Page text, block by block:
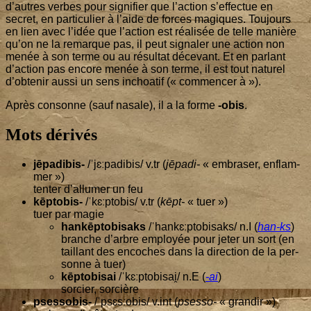
d’autres verbes pour signi­fier que l’ac­tion s’ef­fec­tue en
secret, en par­ti­cu­lier à l’aide de forces magiques. Tou­jours
en lien avec l’i­dée que l’ac­tion est réa­li­sée de telle manière
qu’on ne la remarque pas, il peut signa­ler une action non
menée à son terme ou au résul­tat déce­vant. Et en par­lant
d’ac­tion pas encore menée à son terme, il est tout natu­rel
d’ob­te­nir aus­si un sens inchoa­tif (« com­men­cer à »).
Après consonne (sauf nasale), il a la forme -obis.
Mots dérivés
jēpa­di­bis- /ˈjɛːpadibis/ v.tr (jēpa­di- « embra­ser, enflam­
mer »)
ten­ter d’al­lu­mer un feu
kēp­to­bis- /ˈkɛːptobis/ v.tr (kēpt-« tuer »)
tuer par magie
hankēp­to­bi­saks /ˈhankɛːptobisaks/ n.I (han-ks)
branche d’arbre employée pour jeter un sort (en
taillant des encoches dans la direc­tion de la per­
sonne à tuer)
kēp­to­bi­sai /ˈkɛːptobisai̯/ n.E (-ai)
sor­cier, sorcière
pses­so­bis-/ˈpsɛsːobis/ v.int (pses­so-« gran­dir »)